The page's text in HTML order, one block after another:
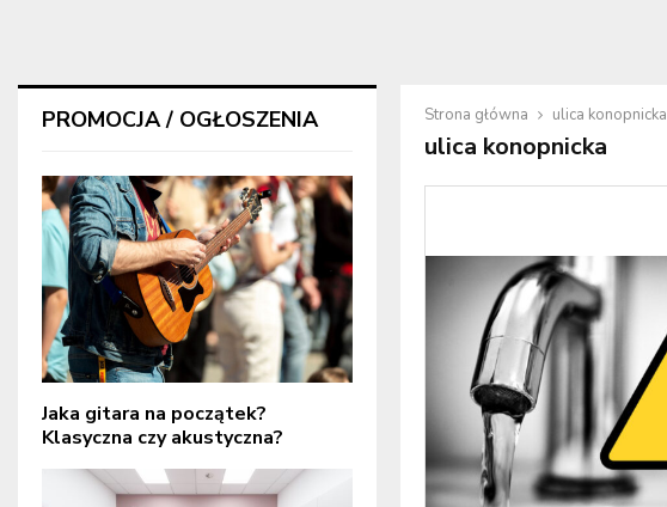
Strona główna ulica konopnicka
ulica konopnicka
PROMOCJA / OGŁOSZENIA
Jaka gitara na początek?
Klasyczna czy akustyczna?